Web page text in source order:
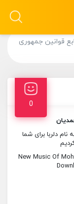
قوانین جمهوری
0
دلربا برای شما
New Music Of